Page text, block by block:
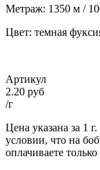
Метраж: 1350 м /
Цвет: темная
Артикул
2.20 руб
/г
Цена указана за 1
условии, что на
оплачиваете